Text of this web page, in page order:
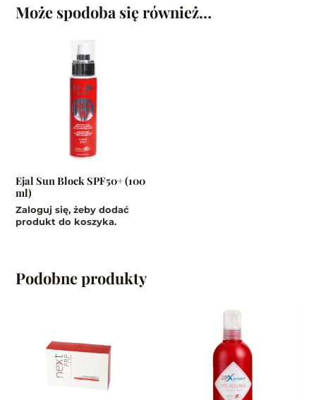
Może spodoba się również…
Ejal Sun Block SPF50+ (100
ml)
Zaloguj się, żeby dodać
produkt do koszyka.
wariantów.
stronie
produktu
Podobne produkty